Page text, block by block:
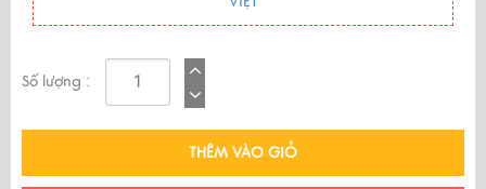
Số lượng :
THÊM VÀO GIỎ